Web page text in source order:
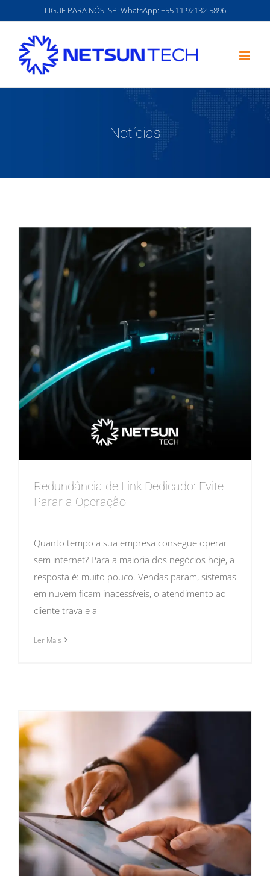
para
conteúdo
LIGUE PARA NÓS! SP: WhatsApp: ‪+55 11 92132‑5896‬
Notícias
Redundância de Link Dedicado: Evite
Parar a Operação
Quanto tempo a sua empresa consegue operar
sem internet? Para a maioria dos negócios hoje, a
resposta é: muito pouco. Vendas param, sistemas
em nuvem ficam inacessíveis, o atendimento ao
cliente trava e a
Ler Mais